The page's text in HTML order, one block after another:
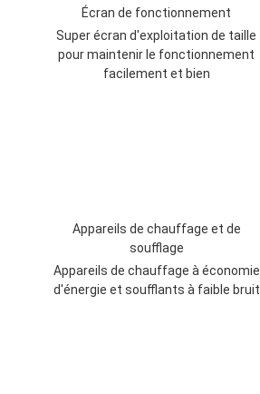
Écran de fonctionnement
Super écran d'exploitation de taille
pour maintenir le fonctionnement
facilement et bien
Appareils de chauffage et de
soufflage
Appareils de chauffage à économie
d'énergie et soufflants à faible bruit